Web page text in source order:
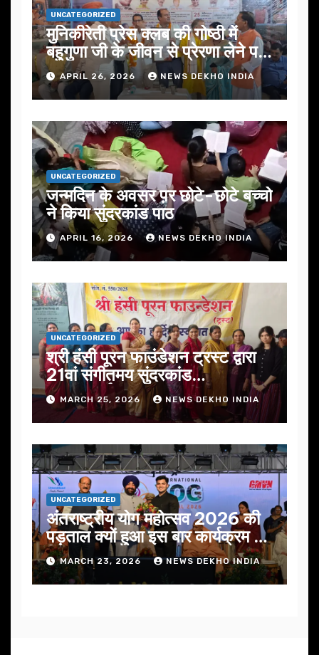
UNCATEGORIZED
मुनिकीरेती प्रेस क्लब की गोष्ठी में
बहुगुणा जी के जीवन से प्रेरणा लेने पर
जोरAPRIL 26, 2026 NEWS DEKHO INDIA
UNCATEGORIZED
जन्मदिन के अवसर प़र छोटे-छोटे बच्चो
ने किया सुंदरकांड पाठ
APRIL 16, 2026 NEWS DEKHO INDIA
UNCATEGORIZED
श्री हंसी पूरन फाउंडेशन ट्रस्ट द्वारा
21वां संगीतमय सुंदरकांड
सफलतापूर्वक संपन्न
MARCH 25, 2026 NEWS DEKHO INDIA
UNCATEGORIZED
अंतराष्ट्रीय योग महोत्सव 2026 की
पड़ताल क्यों हुआ इस बार कार्यक्रम में
निखार
MARCH 23, 2026 NEWS DEKHO INDIA